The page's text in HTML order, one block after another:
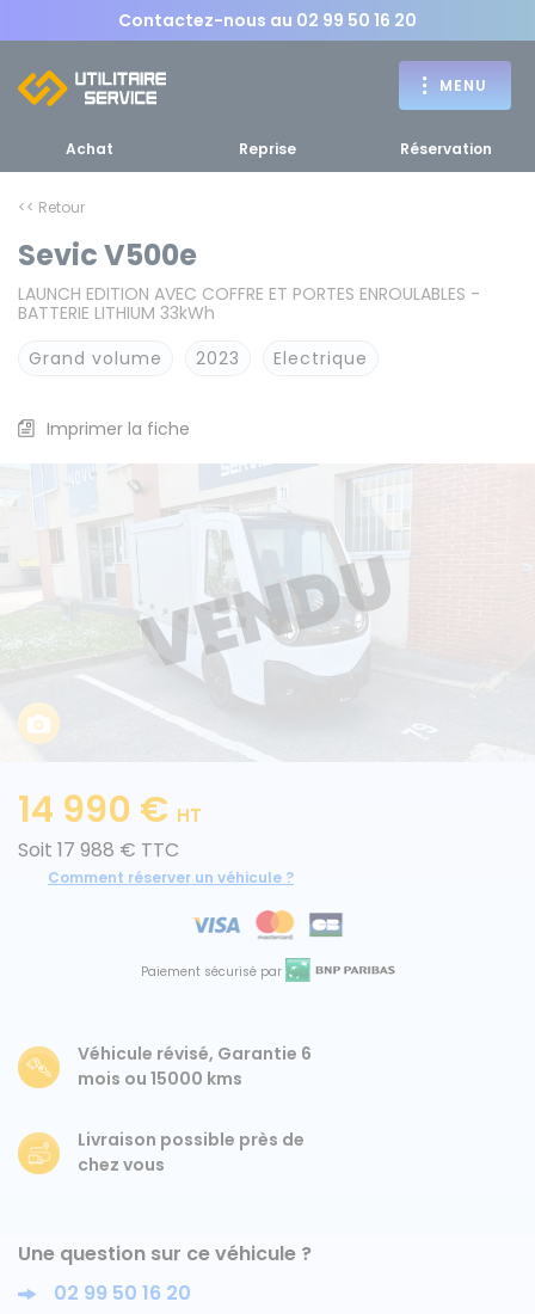
Contactez-nous au 02 99 50 16 20
MENU
RETOUR
Achat
Fourgons Camionnettes
Caisses grands volumes Frigorifiques
Minibus
Fiat
Isuzu
Iveco
Maxus
Achat Reprise Réservation
<< Retour
Sevic V500e
LAUNCH EDITION AVEC COFFRE ET PORTES ENROULABLES -
BATTERIE LITHIUM 33kWh
Grand volume
2023 Electrique
Imprimer la fiche
14 990 € HT
Soit 17 988 € TTC
Comment réserver un véhicule ?
Paiement sécurisé par
Véhicule révisé, Garantie 6
mois ou 15000 kms
Livraison possible près de
chez vous
Une question sur ce véhicule ?
02 99 50 16 20